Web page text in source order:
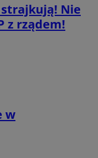
strajkują! Nie
z rządem!
w